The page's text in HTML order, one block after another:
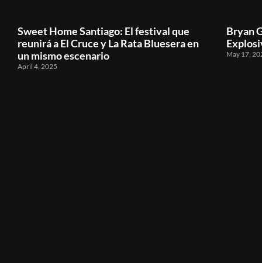
Sweet Home Santiago: El festival que
reunirá a El Cruce y La Rata Bluesera en
un mismo escenario
April 4, 2025
Bryan
May 17,